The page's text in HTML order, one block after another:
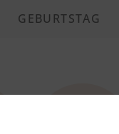
GEBURTSTAG